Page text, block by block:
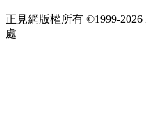
正見網版權所有 ©1999-
處